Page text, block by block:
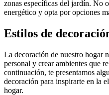
zonas específicas del jardín. No
energético y opta por opciones
Estilos de
La decoración de nuestro hogar
personal y crear ambientes que
continuación, te presentamos
decoración para inspirarte en la
hogar.